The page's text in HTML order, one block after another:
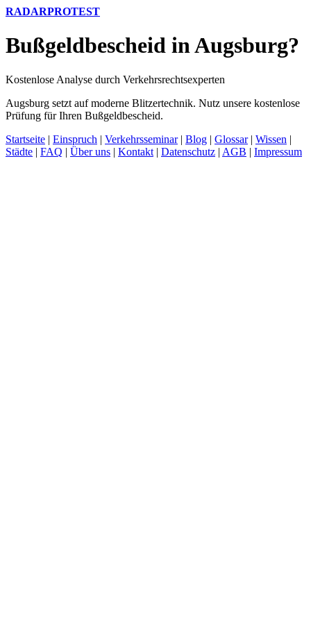
RADARPROTEST
Bußgeldbescheid in Augsburg?
Kostenlose Analyse durch Verkehrsrechtsexperten
Augsburg setzt auf moderne Blitzertechnik. Nutz unsere kostenlose
Prüfung für Ihren Bußgeldbescheid.
Startseite | Einspruch | Verkehrsseminar| Blog | Glossar| Wissen |
Städte | FAQ | Über uns | Kontakt | Datenschutz | AGB | Impressum